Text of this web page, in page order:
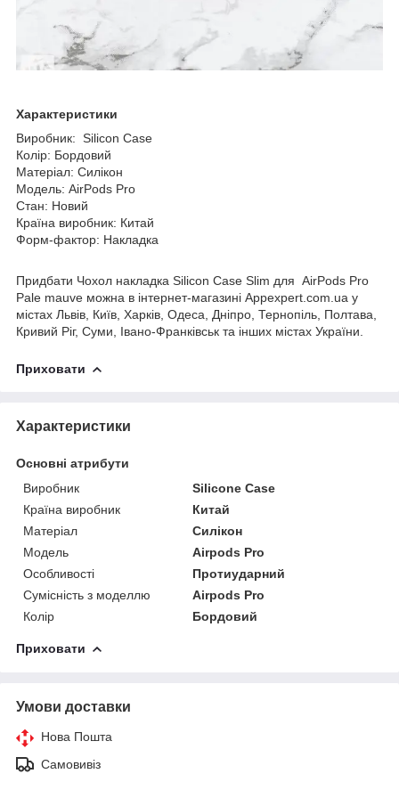
Характеристики
Виробник: Silicon Case
Колір: Бордовий
Матеріал: Силікон
Модель: AirPods Pro
Стан: Новий
Країна виробник: Китай
Форм-фактор: Накладка
Придбати Чохол накладка Silicon Case Slim для AirPods Pro
Pale mauve можна в інтернет-магазині Appexpert.com.ua у
містах Львів, Київ, Харків, Одеса, Дніпро, Тернопіль, Полтава,
Кривий Ріг, Суми, Івано-Франківськ та інших містах України.
Приховати
Характеристики
Основні атрибути
Виробник
Silicone Case
Країна виробник
Китай
Матеріал
Силікон
Модель
Airpods Pro
Особливості
Протиударний
Сумісність з моделлю
Airpods Pro
Колір
Бордовий
Приховати
Умови доставки
Нова Пошта
Самовивіз